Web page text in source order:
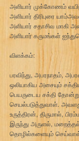
அளியார் முக்கோணம்
அளியார் திரிபுரை
அளியார் சதாசிவ மாகி
அளியார் கருமங்கள்
விளக்கம்:
பரவிந்து, அபரநாதம்,
ஒலியாகிய அசையும்
பெயருடைய சக்தி
செயல்படுத்துவாள்.
உருத்திரன், திருமால்,
இருந்து அருளல்,
தொழில்களையும்